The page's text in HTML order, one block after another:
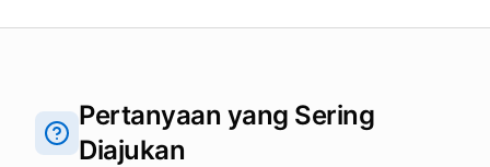
Pertanyaan yang Sering
Diajukan